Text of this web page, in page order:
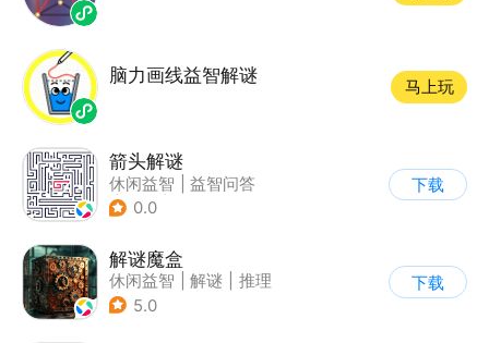
脑力画线益智解谜
马上玩
箭头解谜
休闲益智
益智问答
| 烧脑
0.0
下载
解谜魔盒
休闲益智 解谜
推理
| 烧脑
5.0
下载